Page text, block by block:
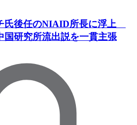
後任のNIAID所長に浮上
国研究所流出説を一貫主張